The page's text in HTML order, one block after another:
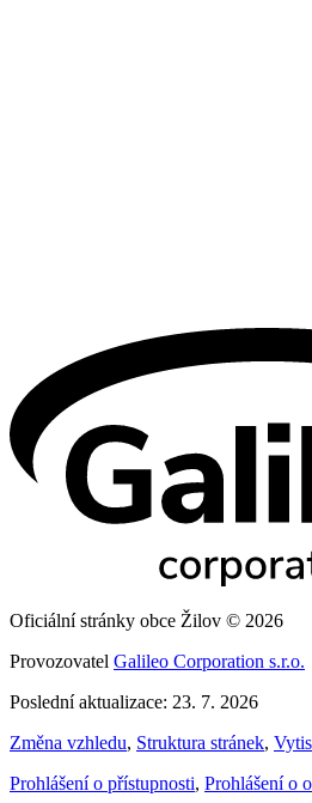
Oficiální stránky obce Žilov © 2026
Provozovatel Galileo Corporation s.r.o.
Poslední aktualizace: 23. 7. 2026
Změna vzhledu, Struktura stránek,
Prohlášení o přístupnosti, Prohlášení o